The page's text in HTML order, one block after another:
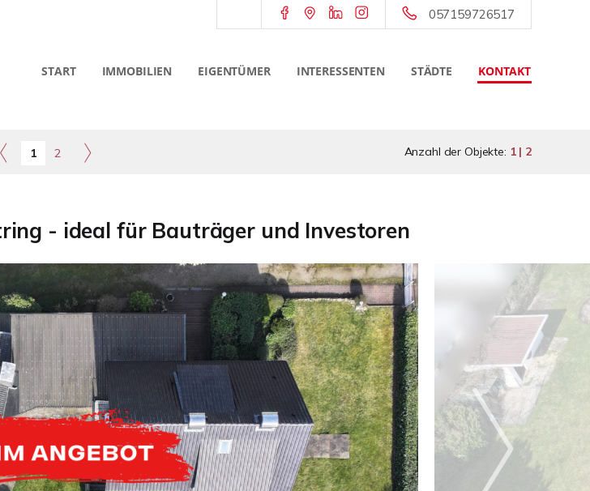
057159726517
START IMMOBILIEN EIGENTÜMER INTERESSENTEN STÄDTE KONTAKT
1 2 Anzahl der Objekte: 1 | 2
- ideal für Bauträger und Investoren